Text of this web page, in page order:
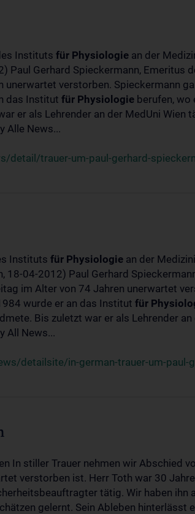
Instituts für Physiologie an der
Paul Gerhard Spieckermann, Emeritus
unerwartet verstorben. Spieckermann
das Institut für Physiologie berufen,
er als Lehrender an der MedUni Wien
Alle News...
detail/trauer-um-paul-gerhard-
Instituts für Physiologie an der
18-04-2012) Paul Gerhard
im Alter von 74 Jahren unerwartet
wurde er an das Institut für
Bis zuletzt war er als Lehrender an
All News...
detailsite/in-german-trauer-um-paul-
In stiller Trauer nehmen wir Abschied
verstorben ist. Herr Toth war 30
tätig. Wir haben ihn
gelernt. Sein Ableben hinterlässt